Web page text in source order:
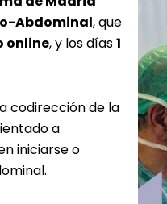
Abdominal, que
online, y los días1
codirección de la
a
iniciarse o